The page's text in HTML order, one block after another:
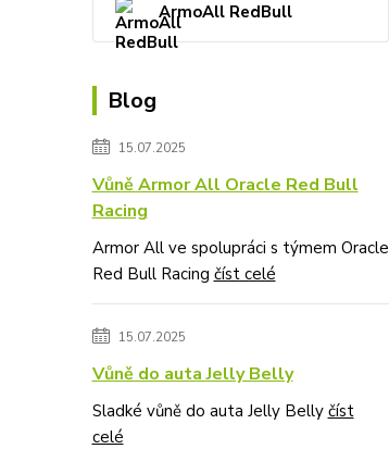
ArmoAll RedBull
Blog
15.07.2025
Vůně Armor All Oracle Red Bull
Racing
Armor All ve spolupráci s týmem Oracle
Red Bull Racing číst celé
15.07.2025
Vůně do auta Jelly Belly
Sladké vůně do auta Jelly Belly číst
celé